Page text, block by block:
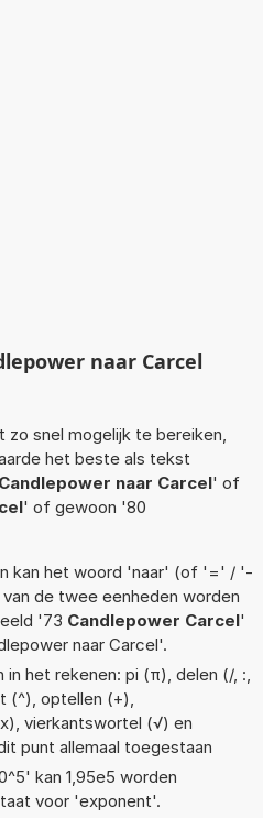
naar Carcel
snel mogelijk te bereiken,
het beste als tekst
Candlepower naar Carcel' of
' of gewoon '80
kan het woord 'naar' (of '=' / '-
de twee eenheden worden
'73 Candlepower Carcel'
naar Carcel'.
het rekenen: pi (π), delen (/, :,
(^), optellen (+),
vierkantswortel (√) en
punt allemaal toegestaan
kan 1,95e5 worden
voor 'exponent'.